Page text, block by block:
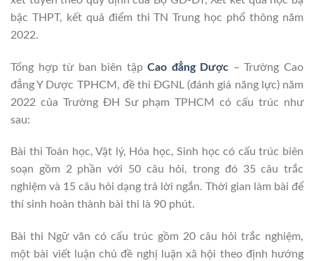
bậc THPT, kết quả điểm thi TN Trung học phổ thông năm
2022.
Tổng hợp từ ban biên tậpCao đẳng Dược – Trường Cao
đẳng Y Dược TPHCM, đề thi ĐGNL (đánh giá năng lực) năm
2022 của Trường ĐH Sư phạm TPHCM có cấu trúc như
sau:
Bài thi Toán học, Vật lý, Hóa học, Sinh học có cấu trúc biên
soạn gồm 2 phần với 50 câu hỏi, trong đó 35 câu trắc
nghiệm và 15 câu hỏi dạng trả lời ngắn. Thời gian làm bài để
thí sinh hoàn thành bài thi là 90 phút.
Bài thi Ngữ văn có cấu trúc gồm 20 câu hỏi trắc nghiệm,
một bài viết luận chủ đề nghị luận xã hội theo định hướng